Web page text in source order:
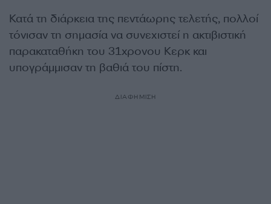
Κατά τη διάρκεια της πεντάωρης τελετής, πολλοί
τόνισαν τη σημασία να συνεχιστεί η ακτιβιστική
παρακαταθήκη του 31χρονου Κερκ και
υπογράμμισαν τη βαθιά του πίστη.
ΔΙΑΦΗΜΙΣΗ